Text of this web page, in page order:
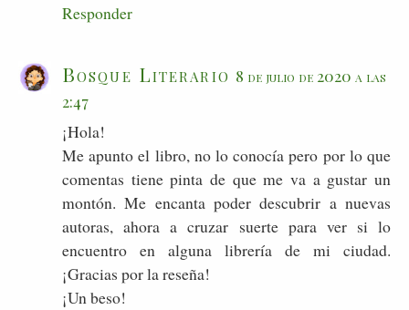
Responder
Bosque Literario 8 de julio de 2020 a las
2:47
¡Hola!
Me apunto el libro, no lo conocía pero por lo que
comentas tiene pinta de que me va a gustar un
montón. Me encanta poder descubrir a nuevas
autoras, ahora a cruzar suerte para ver si lo
encuentro en alguna librería de mi ciudad.
¡Gracias por la reseña!
¡Un beso!